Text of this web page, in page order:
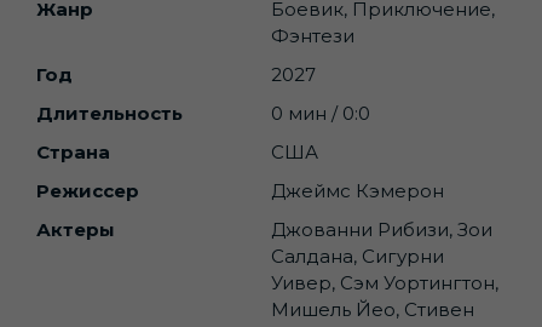
Жанр
Боевик, Приключение,
Фэнтези
Год
2027
Длительность
0 мин / 0:0
Страна
США
Режиссер
Джеймс Кэмерон
Актеры
Джованни Рибизи, Зои
Салдана, Сигурни
Уивер, Сэм Уортингтон,
Мишель Йео, Стивен